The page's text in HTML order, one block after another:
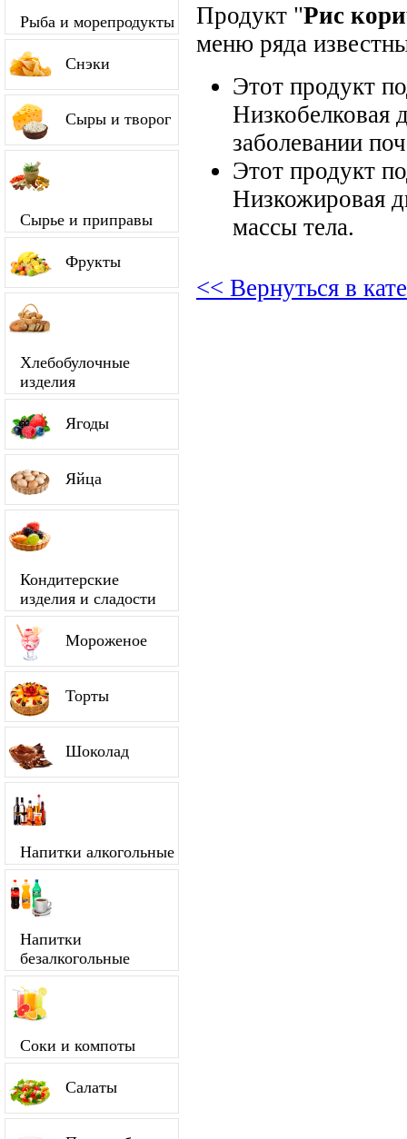
Рыба и морепродукты
Снэки
Сыры и творог
Сырье и приправы
Фрукты
Хлебобулочные
изделия
Ягоды
Яйца
Кондитерские
изделия и сладости
Мороженое
Торты
Шоколад
Напитки алкогольные
Напитки
безалкогольные
Соки и компоты
Салаты
Продукт "Рис
меню ряда
Этот продукт
Низкобелковая
заболевании
Этот продукт
Низкожировая
массы тела.
<< Вернуться в